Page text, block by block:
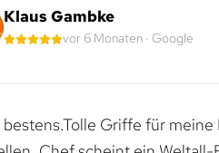
Klaus Gambke
vor 6 Monaten · Google
bestens.Tolle Griffe für